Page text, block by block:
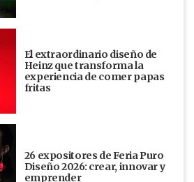
El extraordinario diseño de
Heinz que transforma la
experiencia de comer papas
fritas
26 expositores de Feria Puro
Diseño 2026: crear, innovar y
emprender